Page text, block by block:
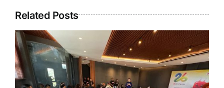
Related Posts